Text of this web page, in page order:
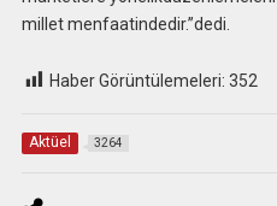
millet menfaatindedir.”dedi.
Haber Görüntülemeleri: 352
Aktüel 3264